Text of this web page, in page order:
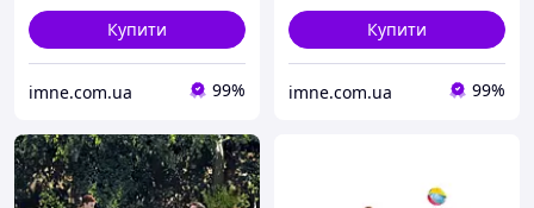
Купити
imne.com.ua 99%
Купити
imne.com.ua 99%